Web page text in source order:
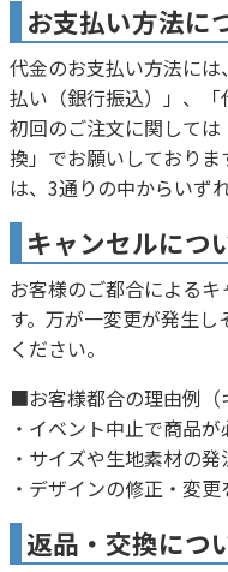
お支払い方法に
代金のお支払い方法に
払い（銀行振込）」、「
初回のご注文に関して
換」でお願いしており
は、3通りの中からいず
キャンセルにつ
お客様のご都合による
す。万が一変更が発生
ください。
■お客様都合の理由例（
・イベント中止で商品
・サイズや生地素材の
・デザインの修正・変
返品・交換につ